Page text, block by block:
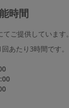
時間
ご提供しています。
あたり3時間です。